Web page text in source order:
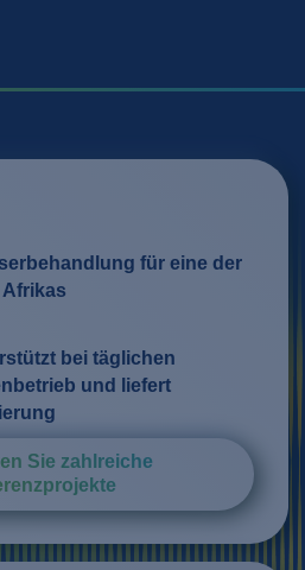
für eine der
bei täglichen
und liefert
Sie zahlreiche